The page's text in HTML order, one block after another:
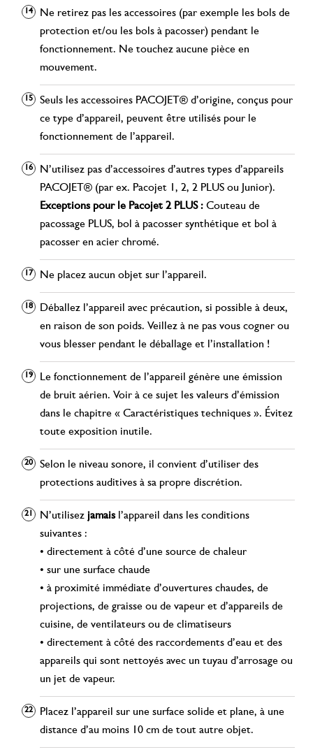
Ne retirez pas les accessoires (par exemple les bols de
protection et/ou les bols à pacosser) pendant le
fonctionnement. Ne touchez aucune pièce en
mouvement.
Seuls les accessoires PACOJET® d’origine, conçus pour
ce type d’appareil, peuvent être utilisés pour le
fonctionnement de l’appareil.
N’utilisez pas d’accessoires d’autres types d’appareils
PACOJET® (par ex. Pacojet 1, 2, 2 PLUS ou Junior).
Exceptions pour le Pacojet 2 PLUS : Couteau de
pacossage PLUS, bol à pacosser synthétique et bol à
pacosser en acier chromé.
Ne placez aucun objet sur l’appareil.
Déballez l’appareil avec précaution, si possible à deux,
en raison de son poids. Veillez à ne pas vous cogner ou
vous blesser pendant le déballage et l’installation !
Le fonctionnement de l’appareil génère une émission
de bruit aérien. Voir à ce sujet les valeurs d’émission
dans le chapitre « Caractéristiques techniques ». Évitez
toute exposition inutile.
Selon le niveau sonore, il convient d’utiliser des
protections auditives à sa propre discrétion.
N’utilisez jamaisl’appareil dans les conditions
suivantes :
• directement à côté d’une source de chaleur
• sur une surface chaude
• à proximité immédiate d’ouvertures chaudes, de
projections, de graisse ou de vapeur et d’appareils de
cuisine, de ventilateurs ou de climatiseurs
• directement à côté des raccordements d’eau et des
appareils qui sont nettoyés avec un tuyau d’arrosage ou
un jet de vapeur.
Placez l’appareil sur une surface solide et plane, à une
distance d’au moins 10 cm de tout autre objet.